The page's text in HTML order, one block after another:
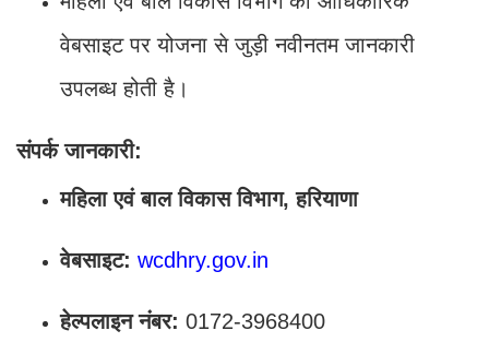
वेबसाइट पर योजना से जुड़ी नवीनतम जानकारी
उपलब्ध होती है।
संपर्क जानकारी:
महिला एवं बाल विकास विभाग, हरियाणा
वेबसाइट: wcdhry.gov.in
हेल्पलाइन नंबर: 0172-3968400